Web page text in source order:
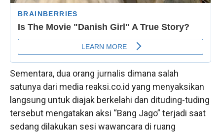
Sementara, dua orang jurnalis dimana salah
satunya dari media reaksi.co.id yang menyaksikan
langsung untuk diajak berkelahi dan dituding-tuding
tersebut mengatakan aksi “Bang Jago” terjadi saat
sedang dilakukan sesi wawancara di ruang